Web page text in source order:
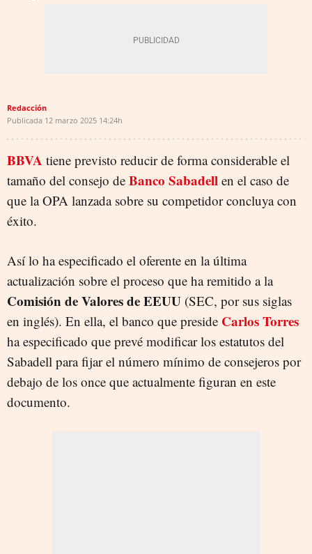
Redacción
Publicada 12 marzo 2025 14:24h
BBVA tiene previsto reducir de forma considerable el
tamaño del consejo de Banco Sabadell en el caso de
que la OPA lanzada sobre su competidor concluya con
éxito.
Así lo ha especificado el oferente en la última
actualización sobre el proceso que ha remitido a la
Comisión de Valores de EEUU (SEC, por sus siglas
en inglés). En ella, el banco que preside Carlos Torres
ha especificado que prevé modificar los estatutos del
Sabadell para fijar el número mínimo de consejeros por
debajo de los once que actualmente figuran en este
documento.